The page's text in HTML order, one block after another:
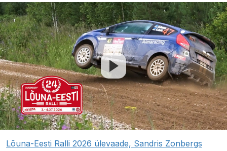
Lõuna-Eesti Ralli 2026 ülevaade, Sandris Zonbergs